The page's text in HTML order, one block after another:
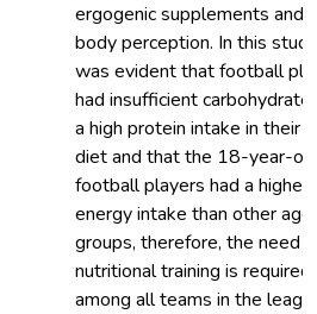
ergogenic supplements and
body perception. In this
was evident that football
had insufficient carbohydrate
a high protein intake in their
diet and that the 18-year-
football players had a higher
energy intake than other age
groups, therefore, the need
nutritional training is required
among all teams in the